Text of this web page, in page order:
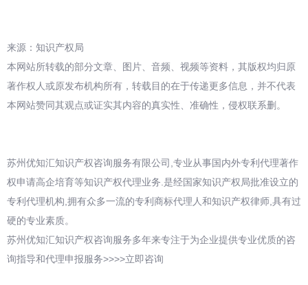
来源：知识产权局
本网站所转载的部分文章、图片、音频、视频等资料，其版权均归原
著作权人或原发布机构所有，转载目的在于传递更多信息，并不代表
本网站赞同其观点或证实其内容的真实性、准确性，侵权联系删。
苏州优知汇知识产权咨询服务有限公司,专业从事国内外专利代理著作
权申请高企培育等知识产权代理业务.是经国家知识产权局批准设立的
专利代理机构,拥有众多一流的专利商标代理人和知识产权律师,具有过
硬的专业素质。
苏州优知汇知识产权咨询服务多年来专注于为企业提供专业优质的咨
询指导和代理申报服务>>>>立即咨询